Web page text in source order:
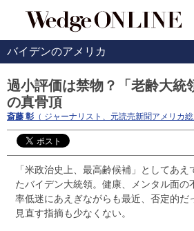
バイデンのアメリカ
過小評価は禁物？「老齢大統
の真骨頂
斎藤 彰 （ ジャーナリスト、元読売新聞アメリカ総
「米政治史上、最高齢候補」としてあ
たバイデン大統領。健康、メンタル面の
率低迷にあえぎながらも最近、否定的だ
見直す指摘も少なくない。